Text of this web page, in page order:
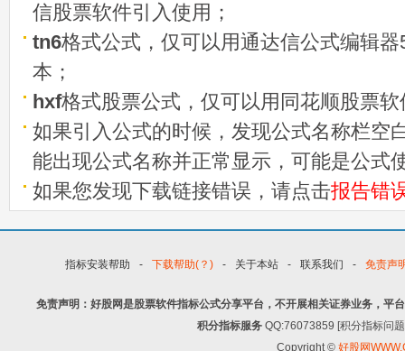
信股票软件引入使用；
tn6格式公式，仅可以用通达信公式编辑
本；
hxf格式股票公式，仅可以用同花顺股票
如果引入公式的时候，发现公式名称栏空
能出现公式名称并正常显示，可能是公式
如果您发现下载链接错误，请点击报告错
指标安装帮助 - 下载帮助(？) - 关于本站 - 联系我们 - 免责声
免责声明：好股网是股票软件指标公式分享平台，不开展相关证券业务，平
积分指标服务 QQ:76073859 [积分指标问
Copyright © 好股网